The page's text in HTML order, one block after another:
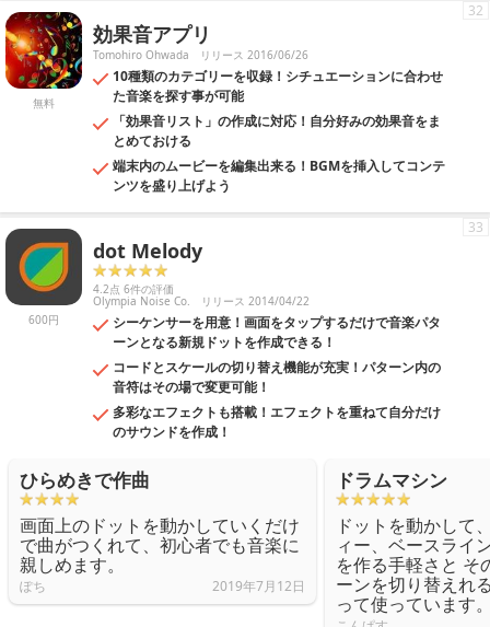
無料
効果音アプリ
Tomohiro Ohwada リリース 2016/06/26
10種類のカテゴリーを収録！シチュエーションに合わせ
た音楽を探す事が可能
「効果音リスト」の作成に対応！自分好みの効果音をま
とめておける
端末内のムービーを編集出来る！BGMを挿入してコンテ
ンツを盛り上げよう
32
600円
dot Melody
4.2点 6件の評価
Olympia Noise Co. リリース 2014/04/22
シーケンサーを用意！画面をタップするだけで音楽パタ
ーンとなる新規ドットを作成できる！
コードとスケールの切り替え機能が充実！パターン内の
音符はその場で変更可能！
多彩なエフェクトも搭載！エフェクトを重ねて自分だけ
のサウンドを作成！
33
ひらめきで作曲
画面上のドットを動かしていくだけ
で曲がつくれて、初心者でも音楽に
親しめます。
ぽち 2019年7月12日
ドラムマシン
ドットを動かして
ィー、ベースライ
を作る手軽さと そ
ーンを切り替えれ
って使っています